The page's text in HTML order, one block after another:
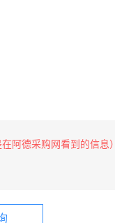
阿德采购网看到的信息）